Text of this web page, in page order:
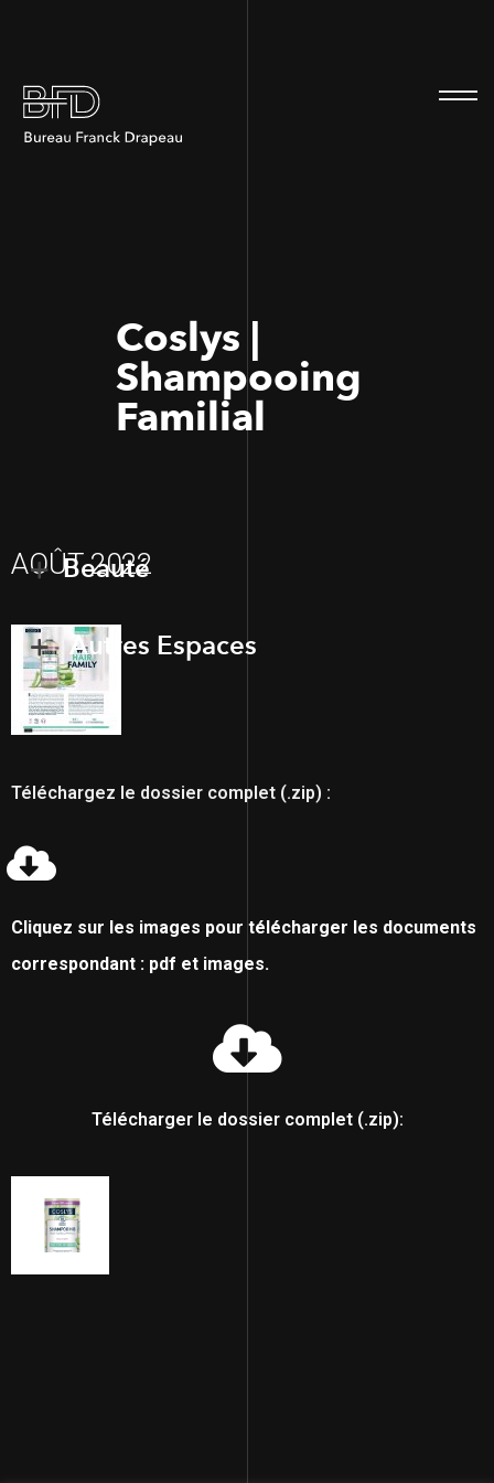
Coslys |
Shampooing
Familial
AOÛT 2022
Beauté
Autres Espaces
Téléchargez le dossier complet (.zip) :
Cliquez sur les images pour télécharger les documents
correspondant : pdf et images.
Télécharger le dossier complet (.zip):